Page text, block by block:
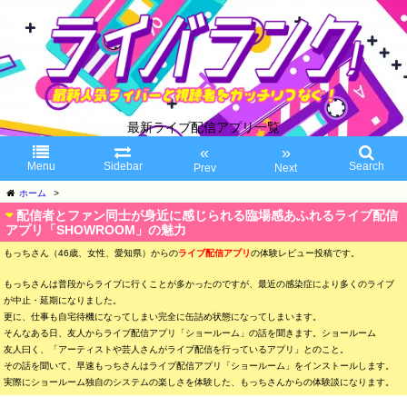
最新ライブ配信アプリ一覧
Menu Sidebar
«
Prev
»
Next Search
ホーム >
配信者とファン同士が身近に感じられる臨場感あふれるライブ配信
アプリ「SHOWROOM」の魅力
もっちさん（46歳、女性、愛知県）からのライブ配信アプリの体験レビュー投稿です。
もっちさんは普段からライブに行くことが多かったのですが、最近の感染症により多くのライブ
が中止・延期になりました。
更に、仕事も自宅待機になってしまい完全に缶詰め状態になってしまいます。
そんなある日、友人からライブ配信アプリ「ショールーム」の話を聞きます。ショールーム
友人曰く、「アーティストや芸人さんがライブ配信を行っているアプリ」とのこと。
その話を聞いて、早速もっちさんはライブ配信アプリ「ショールーム」をインストールします。
実際にショールーム独自のシステムの楽しさを体験した、もっちさんからの体験談になります。